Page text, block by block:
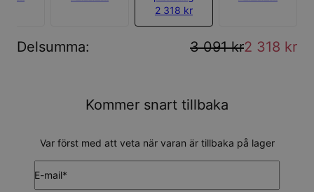
2 318 kr
Delsumma: 3 091 kr2 318 kr
Kommer snart tillbaka
Var först med att veta när varan är tillbaka på lager
E-mail*